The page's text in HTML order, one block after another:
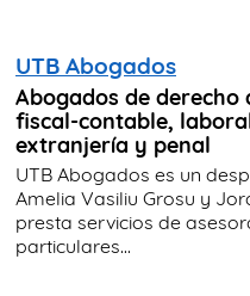
UTB Abogados
Abogados de
fiscal-contable,
extranjería y penal
UTB Abogados es un
Amelia Vasiliu Grosu y
presta servicios de
particulares...